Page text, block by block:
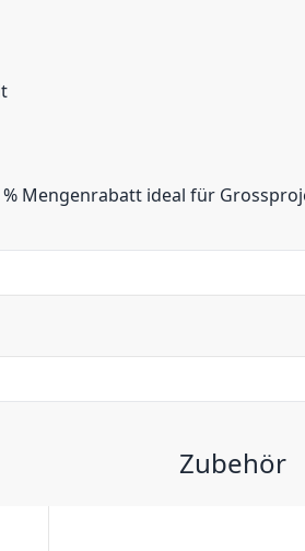
Mengenrabatt ideal für
Zubehör